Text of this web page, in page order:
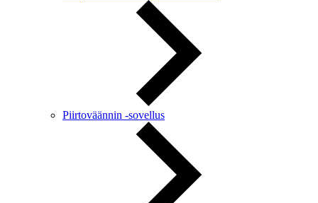
Piirtoväännin -sovellus